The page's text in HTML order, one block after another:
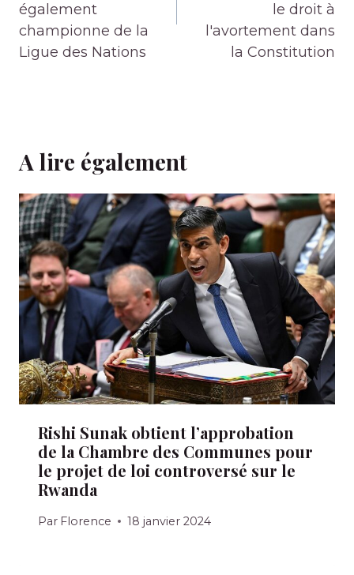
également
championne de la
Ligue des Nations
le droit à
l'avortement dans
la Constitution
A lire également
Rishi Sunak obtient l’approbation
de la Chambre des Communes pour
le projet de loi controversé sur le
Rwanda
Par Florence 18 janvier 2024